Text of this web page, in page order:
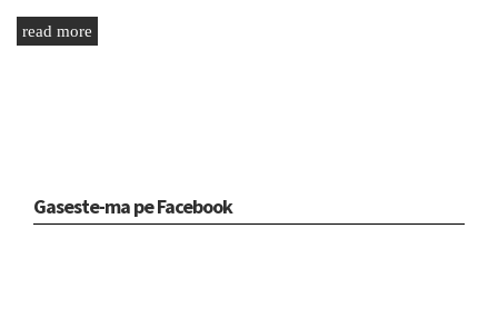
read more
Gaseste-ma pe Facebook